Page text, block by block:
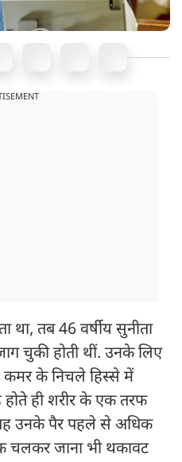
था, तब 46 वर्षीय सुनीता
चुकी होती थीं. उनके लिए
कमर के निचले हिस्से में
होते ही शरीर के एक तरफ
उनके पैर पहले से अधिक
जाना भी थकावट